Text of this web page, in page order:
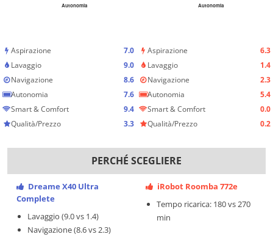
Aspirazione
7.0
Lavaggio
9.0
Navigazione
8.6
Autonomia
7.6
Smart & Comfort
9.4
Qualità/Prezzo
3.3
Aspirazione
6.3
Lavaggio
1.4
Navigazione
2.3
Autonomia
5.4
Smart & Comfort
0.0
Qualità/Prezzo
0.2
PERCHÉ SCEGLIERE
Dreame X40 Ultra
Complete
Lavaggio (9.0 vs 1.4)
Navigazione (8.6 vs 2.3)
iRobot Roomba 772e
Tempo ricarica: 180 vs 270
min